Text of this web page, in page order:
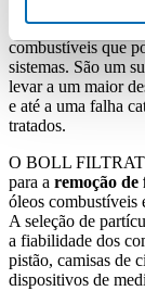
Os finos
combustíveis que
sistemas. São um
levar a um maior
e até a uma falha
tratados.
O BOLL
para a remoção de
óleos combustíveis
A seleção de
a fiabilidade dos
pistão, camisas de
dispositivos de